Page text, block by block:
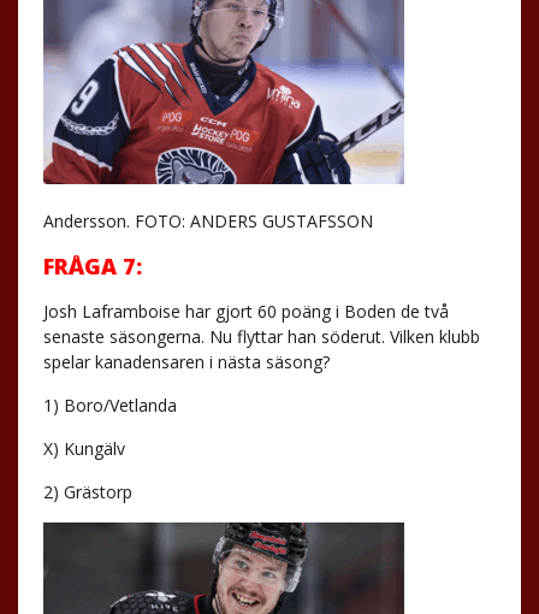
Andersson. FOTO: ANDERS GUSTAFSSON
FRÅGA 7:
Josh Laframboise har gjort 60 poäng i Boden de två
senaste säsongerna. Nu flyttar han söderut. Vilken klubb
spelar kanadensaren i nästa säsong?
1) Boro/Vetlanda
X) Kungälv
2) Grästorp